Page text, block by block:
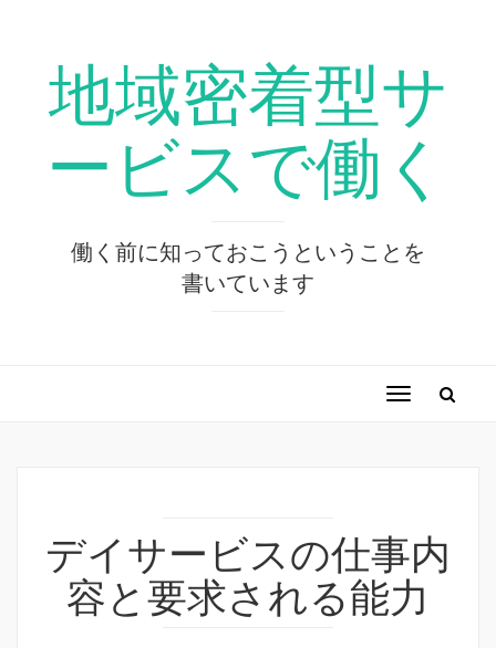
地域密着型サ
ービスで働く
働く前に知っておこうということを
書いています
ナ
ン
を
切
デイサービスの仕事内
容と要求される能力